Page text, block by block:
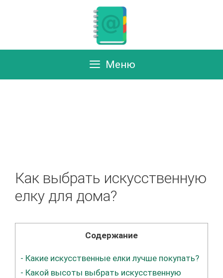
Меню
Как выбрать искусственную
елку для дома?
Содержание
- Какие искусственные елки лучше покупать?
- Какой высоты выбрать искусственную